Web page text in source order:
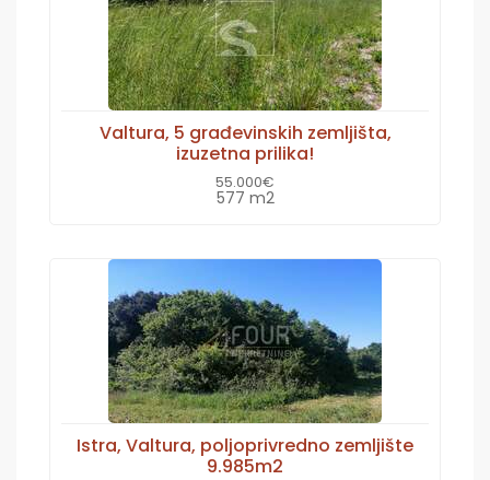
Valtura, 5 građevinskih zemljišta,
izuzetna prilika!
55.000€
577 m2
Istra, Valtura, poljoprivredno zemljište
9.985m2